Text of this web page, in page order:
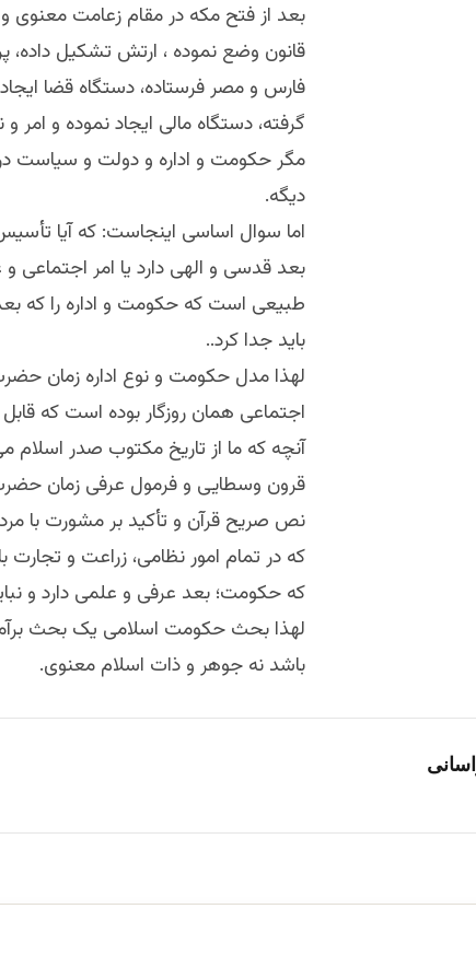
بعد از فتح مکه در مقام زعامت معنوی
قانون وضع نموده ، ارتش تشکیل داده،
فارس و مصر فرستاده، دستگاه قضا
گرفته، دستگاه مالی ایجاد نموده و
مگر حکومت و اداره و دولت و
دیگه.
اما سوال اساسی اینجاست: که آیا
بعد قدسی و الهی دارد یا امر اجتماعی
طبیعی است که حکومت و اداره را که
باید جدا کرد..
لهذا مدل حکومت و نوع اداره زمان
اجتماعی همان روزگار بوده است که
آنچه که ما از تاریخ مکتوب صدر اسلام
قرون وسطایی و فرمول عرفی زمان
نص صریح قرآن و تأکید بر مشورت
که در تمام امور نظامی، زراعت و
که حکومت؛ بعد عرفی و علمی دارد و
لهذا بحث حکومت اسلامی یک بحث
باشد نه جوهر و ذات اسلام معنوی.